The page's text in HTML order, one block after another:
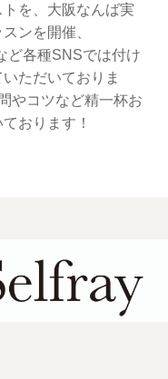
を、大阪なんば実
ンを開催、
ど各種SNSでは付け
ただいておりま
やコツなど精一杯お
おります！